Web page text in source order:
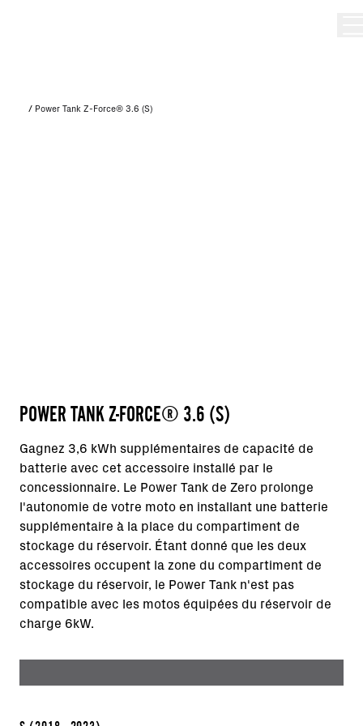
/ Power Tank Z-Force® 3.6 (S)
POWER TANK Z-FORCE® 3.6 (S)
Gagnez 3,6 kWh supplémentaires de capacité de
batterie avec cet accessoire installé par le
concessionnaire. Le Power Tank de Zero prolonge
l'autonomie de votre moto en installant une batterie
supplémentaire à la place du compartiment de
stockage du réservoir. Étant donné que les deux
accessoires occupent la zone du compartiment de
stockage du réservoir, le Power Tank n'est pas
compatible avec les motos équipées du réservoir de
charge 6kW.